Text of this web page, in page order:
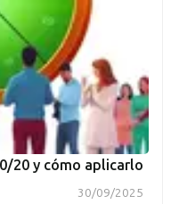
20 y cómo aplicarlo
30/09/2025